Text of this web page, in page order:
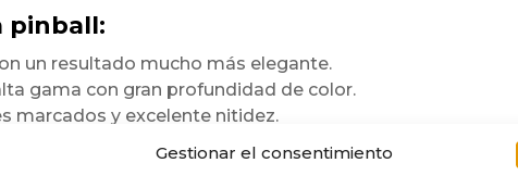
Gestionar el consentimiento
pinball:
un resultado mucho más elegante.
gama con gran profundidad de color.
marcados y excelente nitidez.
la zona lockbar.
la estética general del pinball.